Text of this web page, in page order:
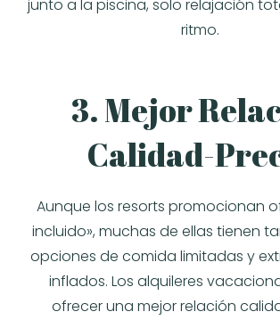
junto a la piscina, solo relajación
ritmo.
3. Mejor
Calidad-
Aunque los resorts promocionan
incluido», muchas de ellas tienen
opciones de comida limitadas y
inflados. Los alquileres
ofrecer una mejor relación